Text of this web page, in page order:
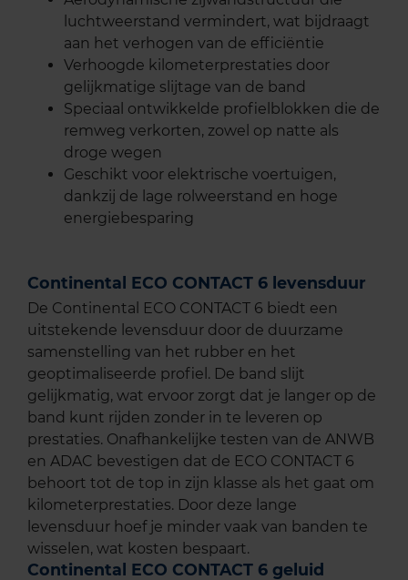
luchtweerstand vermindert, wat bijdraagt
aan het verhogen van de efficiëntie
Verhoogde kilometerprestaties door
gelijkmatige slijtage van de band
Speciaal ontwikkelde profielblokken die de
remweg verkorten, zowel op natte als
droge wegen
Geschikt voor elektrische voertuigen,
dankzij de lage rolweerstand en hoge
energiebesparing
Continental ECO CONTACT 6 levensduur
De Continental ECO CONTACT 6 biedt een
uitstekende levensduur door de duurzame
samenstelling van het rubber en het
geoptimaliseerde profiel. De band slijt
gelijkmatig, wat ervoor zorgt dat je langer op de
band kunt rijden zonder in te leveren op
prestaties. Onafhankelijke testen van de ANWB
en ADAC bevestigen dat de ECO CONTACT 6
behoort tot de top in zijn klasse als het gaat om
kilometerprestaties. Door deze lange
levensduur hoef je minder vaak van banden te
wisselen, wat kosten bespaart.
Continental ECO CONTACT 6 geluid